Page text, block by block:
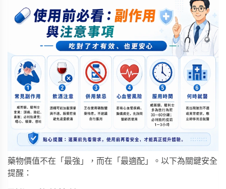
藥物價值不在「最強」，而在「最適配」。以下為關鍵安全
提醒：